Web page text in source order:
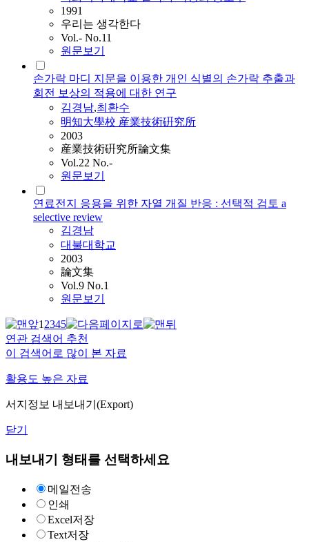
1991
우리는 생각한다
Vol.- No.11
원문보기
손가락 마디 지문을 이용한 개인 식별의 손가락 추출과
회전 보상의 적용에 대한 연구
김경남,최환수
明知大學校 産業技術硏究所
2003
産業技術硏究所論文集
Vol.22 No.-
원문보기
연료전지 응용을 위한 자열 개질 반응 : 선택적 검토 a
selective review
김경남
대불대학교
2003
論文集
Vol.9 No.1
원문보기
12345
연관 검색어 추천
이 검색어로 많이 본 자료
활용도 높은 자료
서지정보 내보내기(Export)
닫기
내보내기 형태를 선택하세요
메일전송
인쇄
Excel저장
Text저장